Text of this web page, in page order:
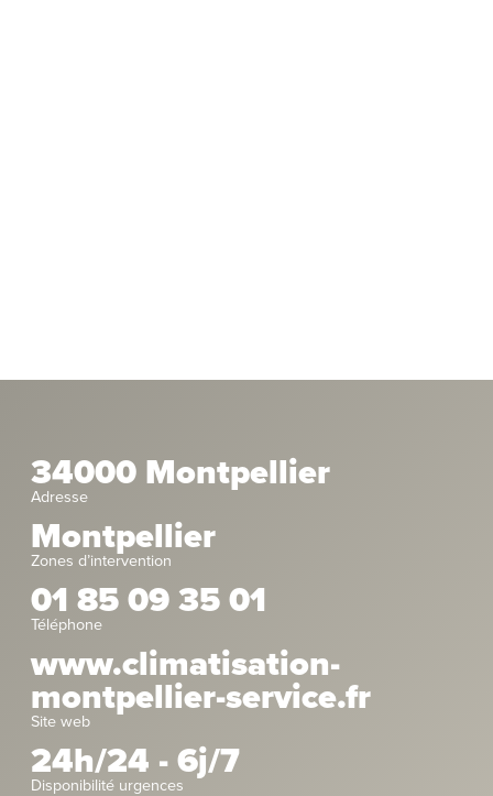
34000 Montpellier
Adresse
Montpellier
Zones d’intervention
01 85 09 35 01
Téléphone
www.climatisation-
montpellier-service.fr
Site web
24h/24 - 6j/7
Disponibilité urgences